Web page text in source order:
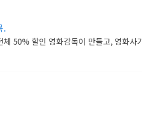
.
50% 할인 영화감독이 만들고, 영화사